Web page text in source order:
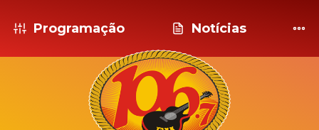
Programação Notícias